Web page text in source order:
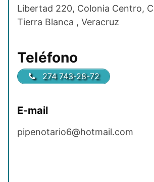
Libertad 220, Colonia Centro,
Tierra Blanca , Veracruz
Teléfono
274 743-28-72
E-mail
pipenotario6@hotmail.com